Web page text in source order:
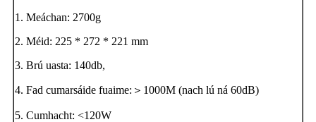
1. Meáchan: 2700g
2. Méid: 225 * 272 * 221 mm
3. Brú uasta: 140db,
4. Fad cumarsáide fuaime: ＞ 1000M (nach lú ná 60dB)
5. Cumhacht: <120W